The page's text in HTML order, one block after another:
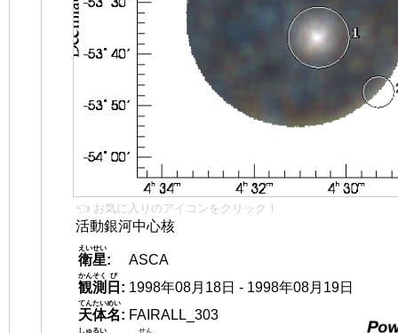
👈 お気に入りのアイコンをクリック！
活動銀河中心核
衛星
えいせい
:
ASCA
観測
かんそく
日
び
: 1998年08月18日 - 1998年08月19日
天体名
てんたいめい
: FAIRALL_303
しゅるい せん